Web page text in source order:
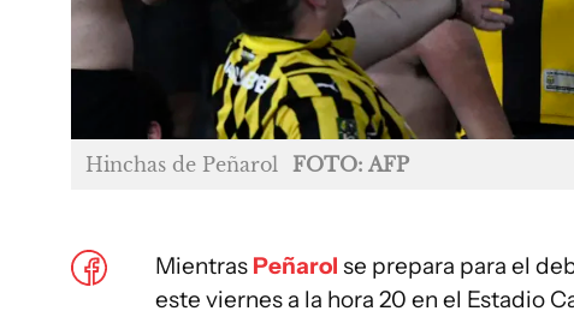
Hinchas de Peñarol FOTO: AFP
Mientras Peñarol se prepara para el
este viernes a la hora 20 en el Estadio